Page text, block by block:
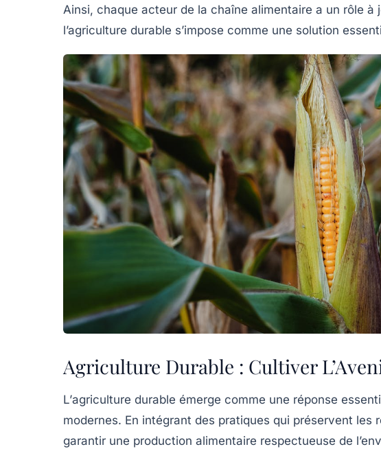
Ainsi, chaque acteur de la chaîne alimentaire a un rôle à
l’agriculture durable s’impose comme une solution
Agriculture Durable : Cultiver
L’agriculture durable émerge comme une réponse
modernes. En intégrant des pratiques qui préservent les
garantir une production alimentaire respectueuse de